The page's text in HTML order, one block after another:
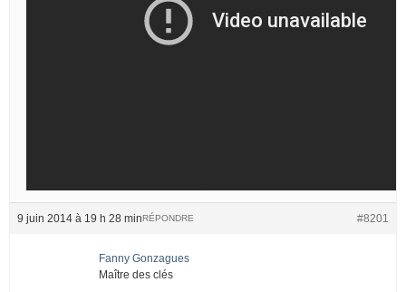
9 juin 2014 à 19 h 28 min #8201
RÉPONDRE
Fanny Gonzagues
Maître des clés